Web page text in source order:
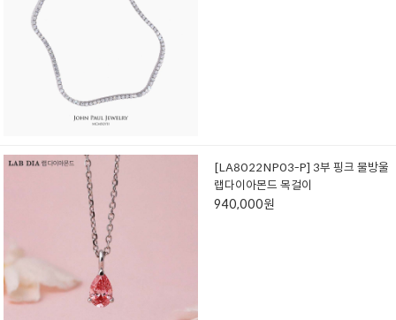
[LA8022NP03-P] 3부 핑크 물방울
랩다이아몬드 목걸이
940,000원